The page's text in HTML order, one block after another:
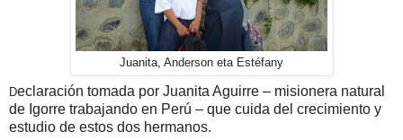
Juanita, Anderson eta Estéfany
Declaración tomada por Juanita Aguirre – misionera natural
de Igorre trabajando en Perú – que cuida del crecimiento y
estudio de estos dos hermanos.